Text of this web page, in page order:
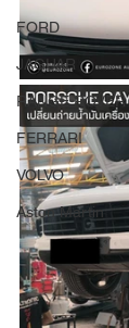
FORD
JAGUAR
RANGE ROVER
FERRARI
VOLVO
Aston Martin